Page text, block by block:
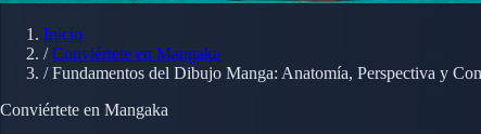
Inicio
/ Conviértete en Mangaka
/ Fundamentos del Dibujo Manga: Anatomía, Perspectiva y
Conviértete en Mangaka